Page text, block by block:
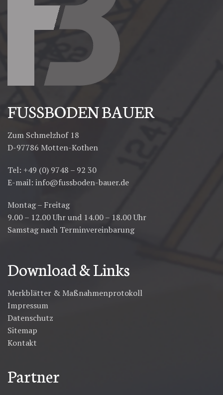
FUSSBODEN BAUER
Zum Schmelzhof 18
D-97786 Motten-Kothen
Tel: +49 (0) 9748 – 92 30
E-mail: info@fussboden-bauer.de
Montag – Freitag
9.00 – 12.00 Uhr und 14.00 – 18.00 Uhr
Samstag nach Terminvereinbarung
Download & Links
Merkblätter & Maßnahmenprotokoll
Impressum
Datenschutz
Sitemap
Kontakt
Partner